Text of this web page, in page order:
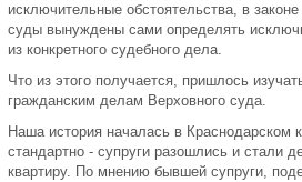
исключительные обстоятельства, в
суды вынуждены сами определять
из конкретного судебного дела.
Что из этого получается, пришлось
гражданским делам Верховного суда.
Наша история началась в Краснодарском
стандартно - супруги разошлись и стали
квартиру. По мнению бывшей супруги,